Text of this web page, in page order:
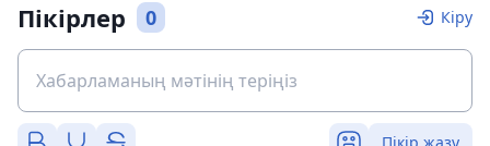
Пікірлер 0 Кіру